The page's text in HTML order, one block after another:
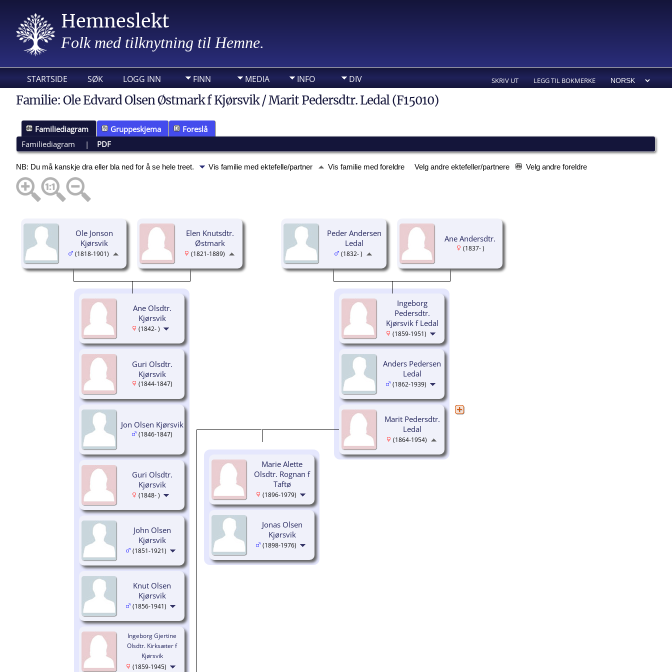
Hemneslekt
Folk med tilknytning til Hemne.
STARTSIDE SØK LOGG INN FINN MEDIA INFO DIV SKRIV UT LEGG TIL BOKMERKE
Familie: Ole Edvard Olsen Østmark f Kjørsvik / Marit Pedersdtr. Ledal (F15010)
Familiediagram Gruppeskjema
Foreslå
Familiediagram
| PDF
NB: Du må kanskje dra eller bla ned for å se hele treet. Vis familie med ektefelle/partner Vis familie med foreldre Velg andre ektefeller/partnere Velg andre foreldre
Ole Jonson
Kjørsvik
(1818-1901)
Elen Knutsdtr.
Østmark
(1821-1889)
Ane Olsdtr.
Kjørsvik
(1842- )
Guri Olsdtr.
Kjørsvik
(1844-1847)
Jon Olsen Kjørsvik
(1846-1847)
Guri Olsdtr.
Kjørsvik
(1848- )
John Olsen
Kjørsvik
(1851-1921)
Knut Olsen
Kjørsvik
(1856-1941)
Ingeborg Gjertine
Olsdtr. Kirksæter f
Kjørsvik
(1859-1945)
Peder Andersen
Ledal
(1832- )
Ane Andersdtr.
(1837- )
Ingeborg
Pedersdtr.
Kjørsvik f Ledal
(1859-1951)
Anders Pedersen
Ledal
(1862-1939)
Marit Pedersdtr.
Ledal
(1864-1954)
Marie Alette
Olsdtr. Rognan f
Taftø
(1896-1979)
Jonas Olsen
Kjørsvik
(1898-1976)